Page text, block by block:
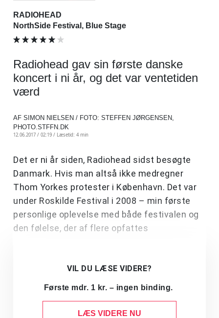
RADIOHEAD
NorthSide Festival, Blue Stage
Radiohead gav sin første danske
koncert i ni år, og det var ventetiden
værd
AF SIMON NIELSEN / FOTO: STEFFEN JØRGENSEN,
PHOTO.STFFN.DK
12.06.2017 / 02:19 / Læsetid: 4 min
Det er ni år siden, Radiohead sidst besøgte
Danmark. Hvis man altså ikke medregner
Thom Yorkes protester i København. Det var
under Roskilde Festival i 2008 – min første
personlige oplevelse med både festivalen og
den følelse, der af flere opfattes
VIL DU LÆSE VIDERE?
Første mdr. 1 kr. – ingen binding.
LÆS VIDERE NU